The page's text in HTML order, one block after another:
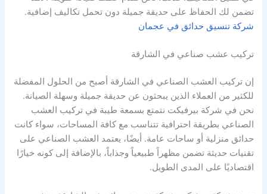
تضمن لك الحفاظ على حديقة جميلة دون تحمل تكاليف إضافية.
شركة تنسيق حدائق في عجمان
تركيب عشب صناعي في الشارقة
إن تركيب العشب الصناعي في الشارقة أصبح من الحلول المفضلة
للكثير من العملاء الذين يبحثون عن حديقة جميلة وسهلة الصيانة.
نحن في شركة بيرفيكت نتمتع بسمعة طيبة في تركيب العشب
الصناعي بطريقة احترافية تتناسب مع كافة المساحات، سواء كانت
حدائق منزلية أو ساحات عامة. أيضًا، يعتمد العشب الصناعي على
تقنيات حديثة تضمن مظهراً طبيعياً وجذاباً، بالإضافة إلى كونه خيارًا
اقتصاديًا على المدى الطويل.